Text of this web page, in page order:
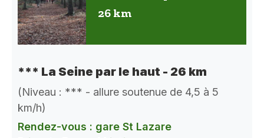
26 km
*** La Seine par le haut - 26 km
(Niveau : *** - allure soutenue de 4,5 à 5
km/h)
Rendez-vous : gare St Lazare